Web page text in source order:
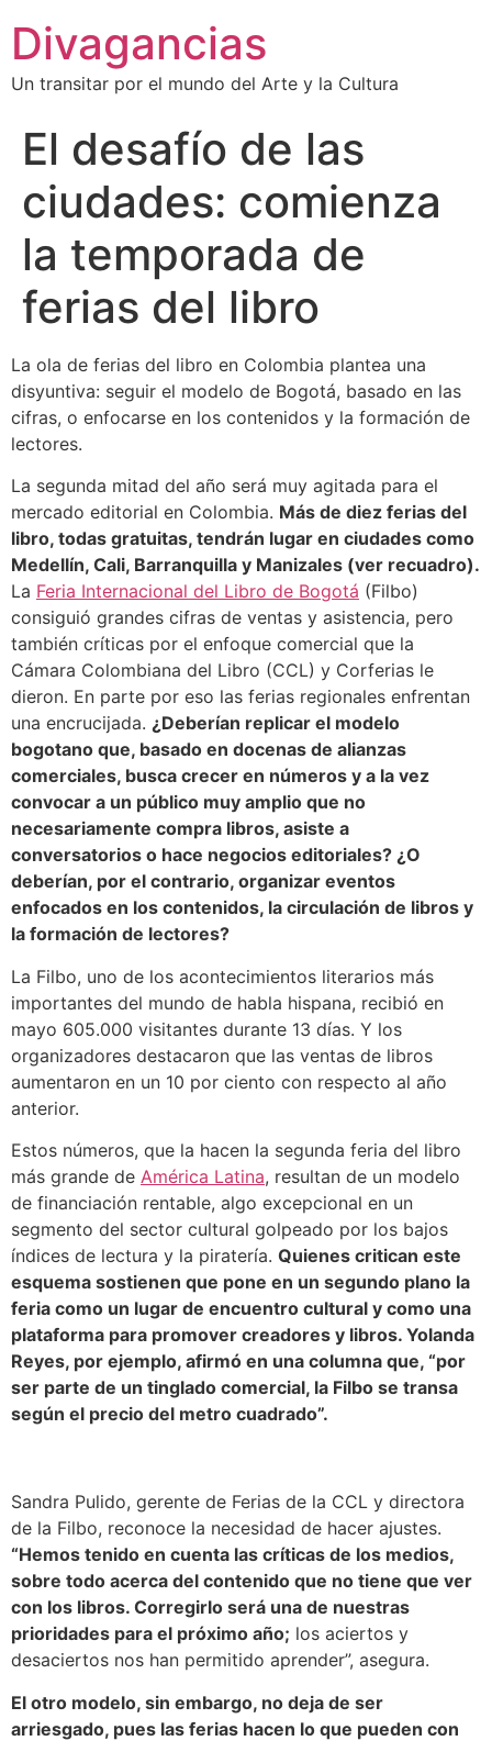
Divagancias
Un transitar por el mundo del Arte y la Cultura
El desafío de las
ciudades: comienza
la temporada de
ferias del libro
La ola de ferias del libro en Colombia plantea una
disyuntiva: seguir el modelo de Bogotá, basado en las
cifras, o enfocarse en los contenidos y la formación de
lectores.
La segunda mitad del año será muy agitada para el
mercado editorial en Colombia. Más de diez ferias del
libro, todas gratuitas, tendrán lugar en ciudades como
Medellín, Cali, Barranquilla y Manizales (ver recuadro).
La Feria Internacional del Libro de Bogotá (Filbo)
consiguió grandes cifras de ventas y asistencia, pero
también críticas por el enfoque comercial que la
Cámara Colombiana del Libro (CCL) y Corferias le
dieron. En parte por eso las ferias regionales enfrentan
una encrucijada. ¿Deberían replicar el modelo
bogotano que, basado en docenas de alianzas
comerciales, busca crecer en números y a la vez
convocar a un público muy amplio que no
necesariamente compra libros, asiste a
conversatorios o hace negocios editoriales? ¿O
deberían, por el contrario, organizar eventos
enfocados en los contenidos, la circulación de libros y
la formación de lectores?
La Filbo, uno de los acontecimientos literarios más
importantes del mundo de habla hispana, recibió en
mayo 605.000 visitantes durante 13 días. Y los
organizadores destacaron que las ventas de libros
aumentaron en un 10 por ciento con respecto al año
anterior.
Estos números, que la hacen la segunda feria del libro
más grande de América Latina, resultan de un modelo
de financiación rentable, algo excepcional en un
segmento del sector cultural golpeado por los bajos
índices de lectura y la piratería. Quienes critican este
esquema sostienen que pone en un segundo plano la
feria como un lugar de encuentro cultural y como una
plataforma para promover creadores y libros. Yolanda
Reyes, por ejemplo, afirmó en una columna que, “por
ser parte de un tinglado comercial, la Filbo se transa
según el precio del metro cuadrado”.
Sandra Pulido, gerente de Ferias de la CCL y directora
de la Filbo, reconoce la necesidad de hacer ajustes.
“Hemos tenido en cuenta las críticas de los medios,
sobre todo acerca del contenido que no tiene que ver
con los libros. Corregirlo será una de nuestras
prioridades para el próximo año; los aciertos y
desaciertos nos han permitido aprender”, asegura.
El otro modelo, sin embargo, no deja de ser
arriesgado, pues las ferias hacen lo que pueden con